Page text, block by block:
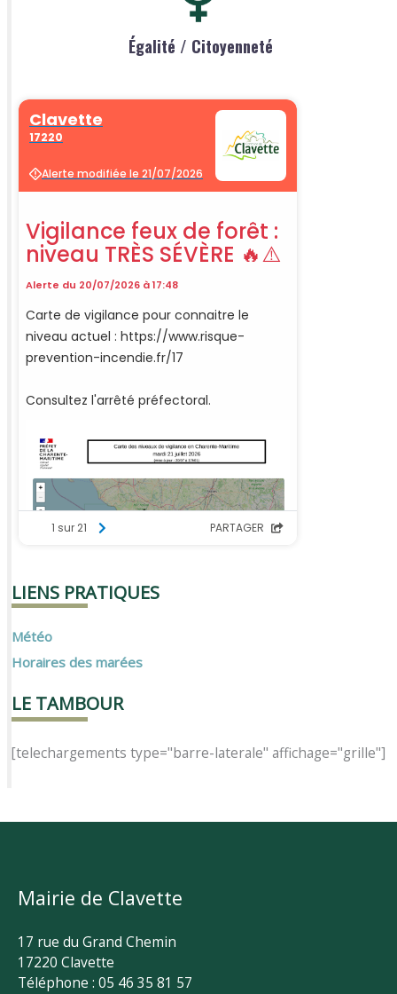
Égalité / Citoyenneté
LIENS PRATIQUES
Météo
Horaires des marées
LE TAMBOUR
[telechargements type="barre-laterale" affichage="grille"]
Mairie de Clavette
17 rue du Grand Chemin
17220 Clavette
Téléphone : 05 46 35 81 57